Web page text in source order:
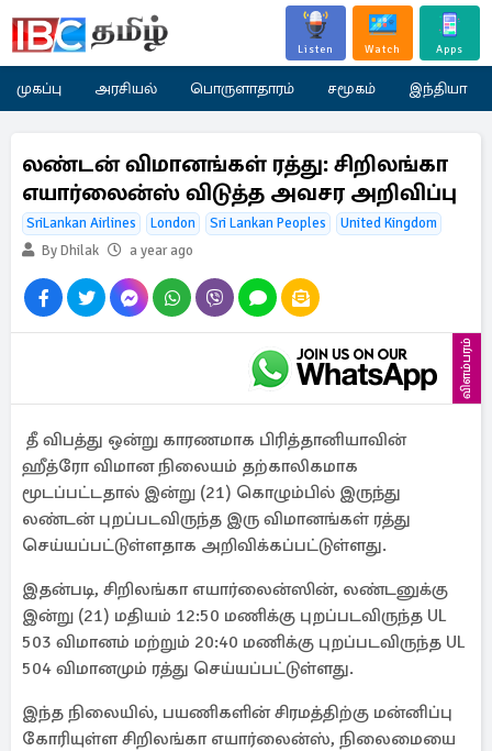
Listen Watch Apps
முகப்பு அரசியல் பொருளாதாரம் சமூகம் இந்தியா
லண்டன் விமானங்கள் ரத்து: சிறிலங்கா
எயார்லைன்ஸ் விடுத்த அவசர அறிவிப்பு
SriLankan Airlines London Sri Lankan Peoples
United Kingdom
By Dhilak
a year ago
விளம்பரம்
தீ விபத்து ஒன்று காரணமாக பிரித்தானியாவின்
ஹீத்ரோ விமான நிலையம் தற்காலிகமாக
மூடப்பட்டதால் இன்று (21) கொழும்பில் இருந்து
லண்டன் புறப்படவிருந்த இரு விமானங்கள் ரத்து
செய்யப்பட்டுள்ளதாக அறிவிக்கப்பட்டுள்ளது.
இதன்படி, சிறிலங்கா எயார்லைன்ஸின், லண்டனுக்கு
இன்று (21) மதியம் 12:50 மணிக்கு புறப்படவிருந்த UL
503 விமானம் மற்றும் 20:40 மணிக்கு புறப்படவிருந்த UL
504 விமானமும் ரத்து செய்யப்பட்டுள்ளது.
இந்த நிலையில், பயணிகளின் சிரமத்திற்கு மன்னிப்பு
கோரியுள்ள சிறிலங்கா எயார்லைன்ஸ், நிலைமையை